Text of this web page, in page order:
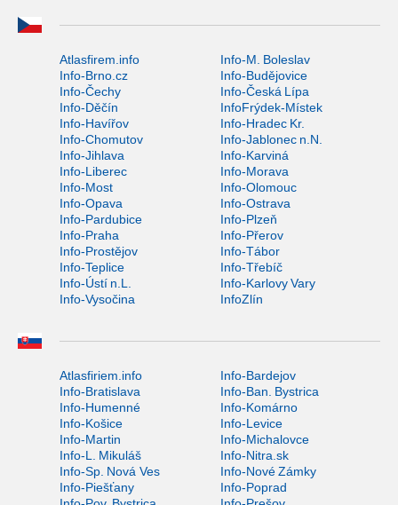
Atlasfirem.info
Info-M. Boleslav
Info-Brno.cz
Info-Budějovice
Info-Čechy
Info-Česká Lípa
Info-Děčín
InfoFrýdek-Místek
Info-Havířov
Info-Hradec Kr.
Info-Chomutov
Info-Jablonec n.N.
Info-Jihlava
Info-Karviná
Info-Liberec
Info-Morava
Info-Most
Info-Olomouc
Info-Opava
Info-Ostrava
Info-Pardubice
Info-Plzeň
Info-Praha
Info-Přerov
Info-Prostějov
Info-Tábor
Info-Teplice
Info-Třebíč
Info-Ústí n.L.
Info-Karlovy Vary
Info-Vysočina
InfoZlín
Atlasfiriem.info
Info-Bardejov
Info-Bratislava
Info-Ban. Bystrica
Info-Humenné
Info-Komárno
Info-Košice
Info-Levice
Info-Martin
Info-Michalovce
Info-L. Mikuláš
Info-Nitra.sk
Info-Sp. Nová Ves
Info-Nové Zámky
Info-Piešťany
Info-Poprad